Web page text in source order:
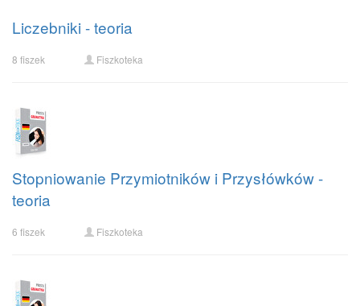
Liczebniki - teoria
8 fiszek Fiszkoteka
Stopniowanie Przymiotników i Przysłówków -
teoria
6 fiszek Fiszkoteka